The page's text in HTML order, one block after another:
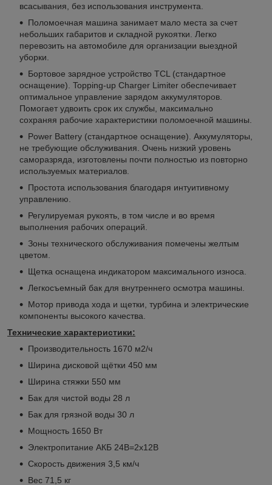
всасывания, без использования инструмента.
Поломоечная машина занимает мало места за счет
небольших габаритов и складной рукоятки. Легко
перевозить на автомобиле для организации выездной
уборки.
Бортовое зарядное устройство TCL (стандартное
оснащение). Topping-up Charger Limiter обеспечивает
оптимальное управление зарядом аккумуляторов.
Помогает удвоить срок их службы, максимально
сохраняя рабочие характеристики поломоечной машины.
Power Battery (стандартное оснащение). Аккумуляторы,
не требующие обслуживания. Очень низкий уровень
саморазряда, изготовлены почти полностью из повторно
используемых материалов.
Простота использования благодаря интуитивному
управлению.
Регулируемая рукоять, в том числе и во время
выполнения рабочих операций.
Зоны технического обслуживания помечены желтым
цветом.
Щетка оснащена индикатором максимального износа.
Легкосъемный бак для внутреннего осмотра машины.
Мотор привода хода и щетки, турбина и электрические
компоненты высокого качества.
Технические характеристики:
Производительность 1670 м2/ч
Ширина дисковой щётки 450 мм
Ширина стяжки 550 мм
Бак для чистой воды 28 л
Бак для грязной воды 30 л
Мощность 1650 Вт
Электропитание АКБ 24В=2x12В
Скорость движения 3,5 км/ч
Вес 71,5 кг